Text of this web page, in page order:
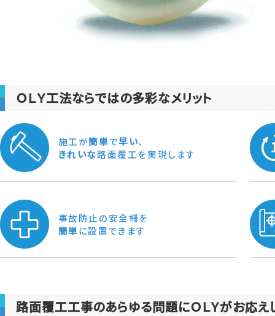
ＯＬＹ工法ならではの多彩なメリット
施工が簡単で早い、
きれいな路面覆工を実現します
事故防止の安全柵を
簡単に設置できます
路面覆工工事のあらゆる問題にＯＬＹがお応え